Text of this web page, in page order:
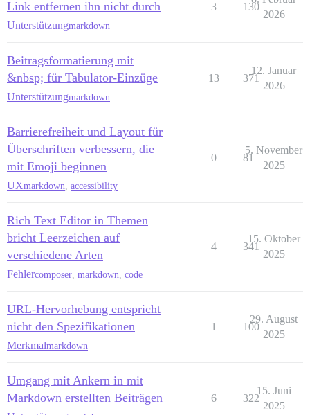
Link entfernen ihn nicht durch
Unterstützungmarkdown
3 130
2026
Beitragsformatierung mit
&nbsp; für Tabulator-Einzüge
Unterstützungmarkdown
13 371
12. Januar
2026
Barrierefreiheit und Layout für
Überschriften verbessern, die
mit Emoji beginnen
UXmarkdown accessibility
0 81
5. November
2025
Rich Text Editor in Themen
bricht Leerzeichen auf
verschiedene Arten
Fehlercomposer markdown code
4 341
15. Oktober
2025
URL-Hervorhebung entspricht
nicht den Spezifikationen
Merkmalmarkdown
1 100
29. August
2025
Umgang mit Ankern in mit
Markdown erstellten Beiträgen
6 322
15. Juni
2025